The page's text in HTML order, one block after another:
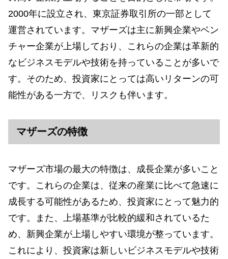
2000年に設立され、東京証券取引所の一部として
運営されています。マザーズは主に新興企業やベン
チャー企業が上場しており、これらの企業は革新的
なビジネスモデルや技術を持っていることが多いで
す。そのため、投資家にとっては高いリターンの可
能性がある一方で、リスクも伴います。
マザーズの特徴
マザーズ市場の最大の特徴は、成長企業が多いこと
です。これらの企業は、従来の産業に比べて急速に
成長する可能性があるため、投資家にとって魅力的
です。また、上場基準が比較的緩和されているた
め、新興企業が上場しやすい環境が整っています。
これにより、投資家は新しいビジネスモデルや技術